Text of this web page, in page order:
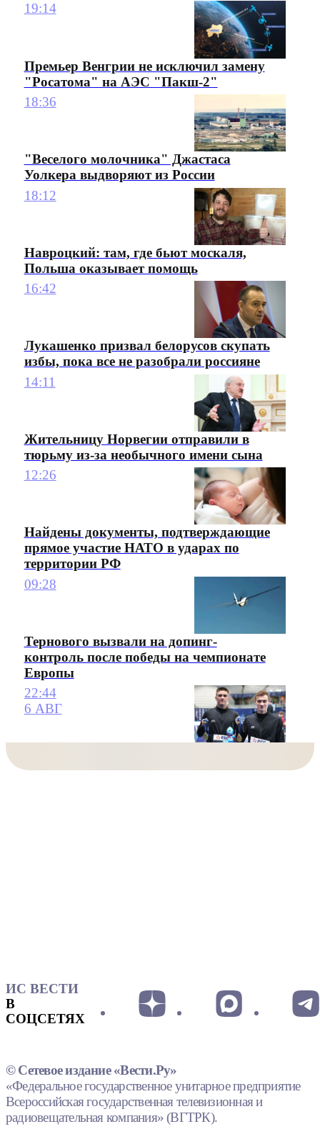
19:14
Премьер Венгрии не исключил замену
"Росатома" на АЭС "Пакш-2"
18:36
"Веселого молочника" Джастаса
Уолкера выдворяют из России
18:12
Навроцкий: там, где бьют москаля,
Польша оказывает помощь
16:42
Лукашенко призвал белорусов скупать
избы, пока все не разобрали россияне
14:11
Жительницу Норвегии отправили в
тюрьму из-за необычного имени сына
12:26
Найдены документы, подтверждающие
прямое участие НАТО в ударах по
территории РФ
09:28
Тернового вызвали на допинг-
контроль после победы на чемпионате
Европы
22:44
6 АВГ
ИС ВЕСТИ
В
СОЦСЕТЯХ
© Сетевое издание «Вести.Ру»
«Федеральное государственное унитарное предприятие
Всероссийская государственная телевизионная и
радиовещательная компания» (ВГТРК).